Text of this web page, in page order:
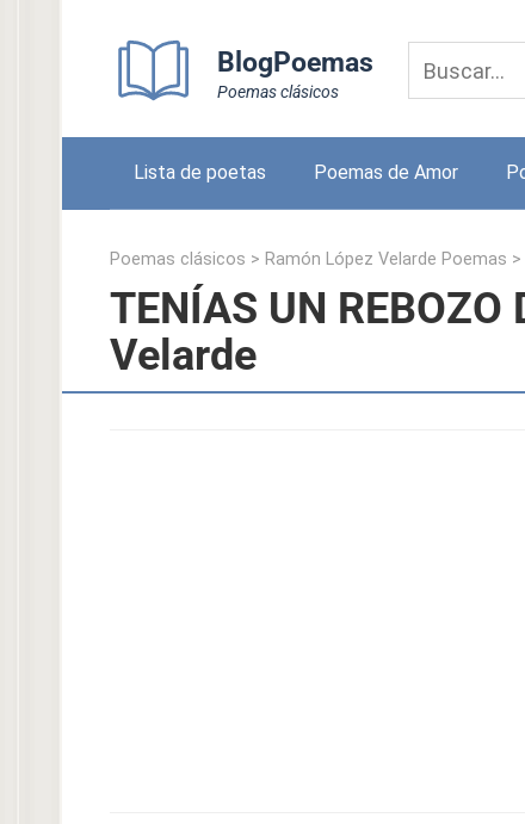
BlogPoemas
Poemas clásicos
Lista de poetas Poemas de Amor
Poemas clásicos > Ramón López Velarde Poemas >
TENÍAS UN REBOZO
Velarde